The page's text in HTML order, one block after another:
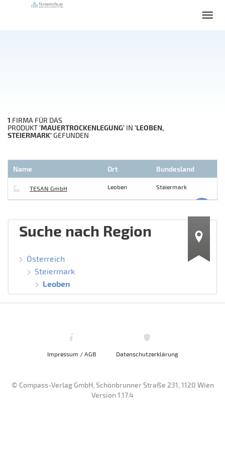
1 FIRMA FÜR DAS
PRODUKT'MAUERTROCKENLEGUNG' IN 'LEOBEN,
STEIERMARK'GEFUNDEN
Name Ort Bundesland
TESAN GmbH Leoben Steiermark
Suche nach Region
Österreich
Steiermark
Leoben
Impressum / AGB Datenschutzerklärung
© Compass-Verlag GmbH, Schönbrunner Straße 231, 1120 Wien
Version 1.17.4